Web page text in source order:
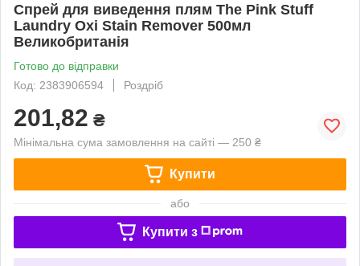
Спрей для виведення плям The Pink Stuff
Laundry Oxi Stain Remover 500мл
Великобританія
Готово до відправки
Код: 2383906594
Роздріб
201,82 ₴
Мінімальна сума замовлення на сайті — 250 ₴
Купити
або
Купити з